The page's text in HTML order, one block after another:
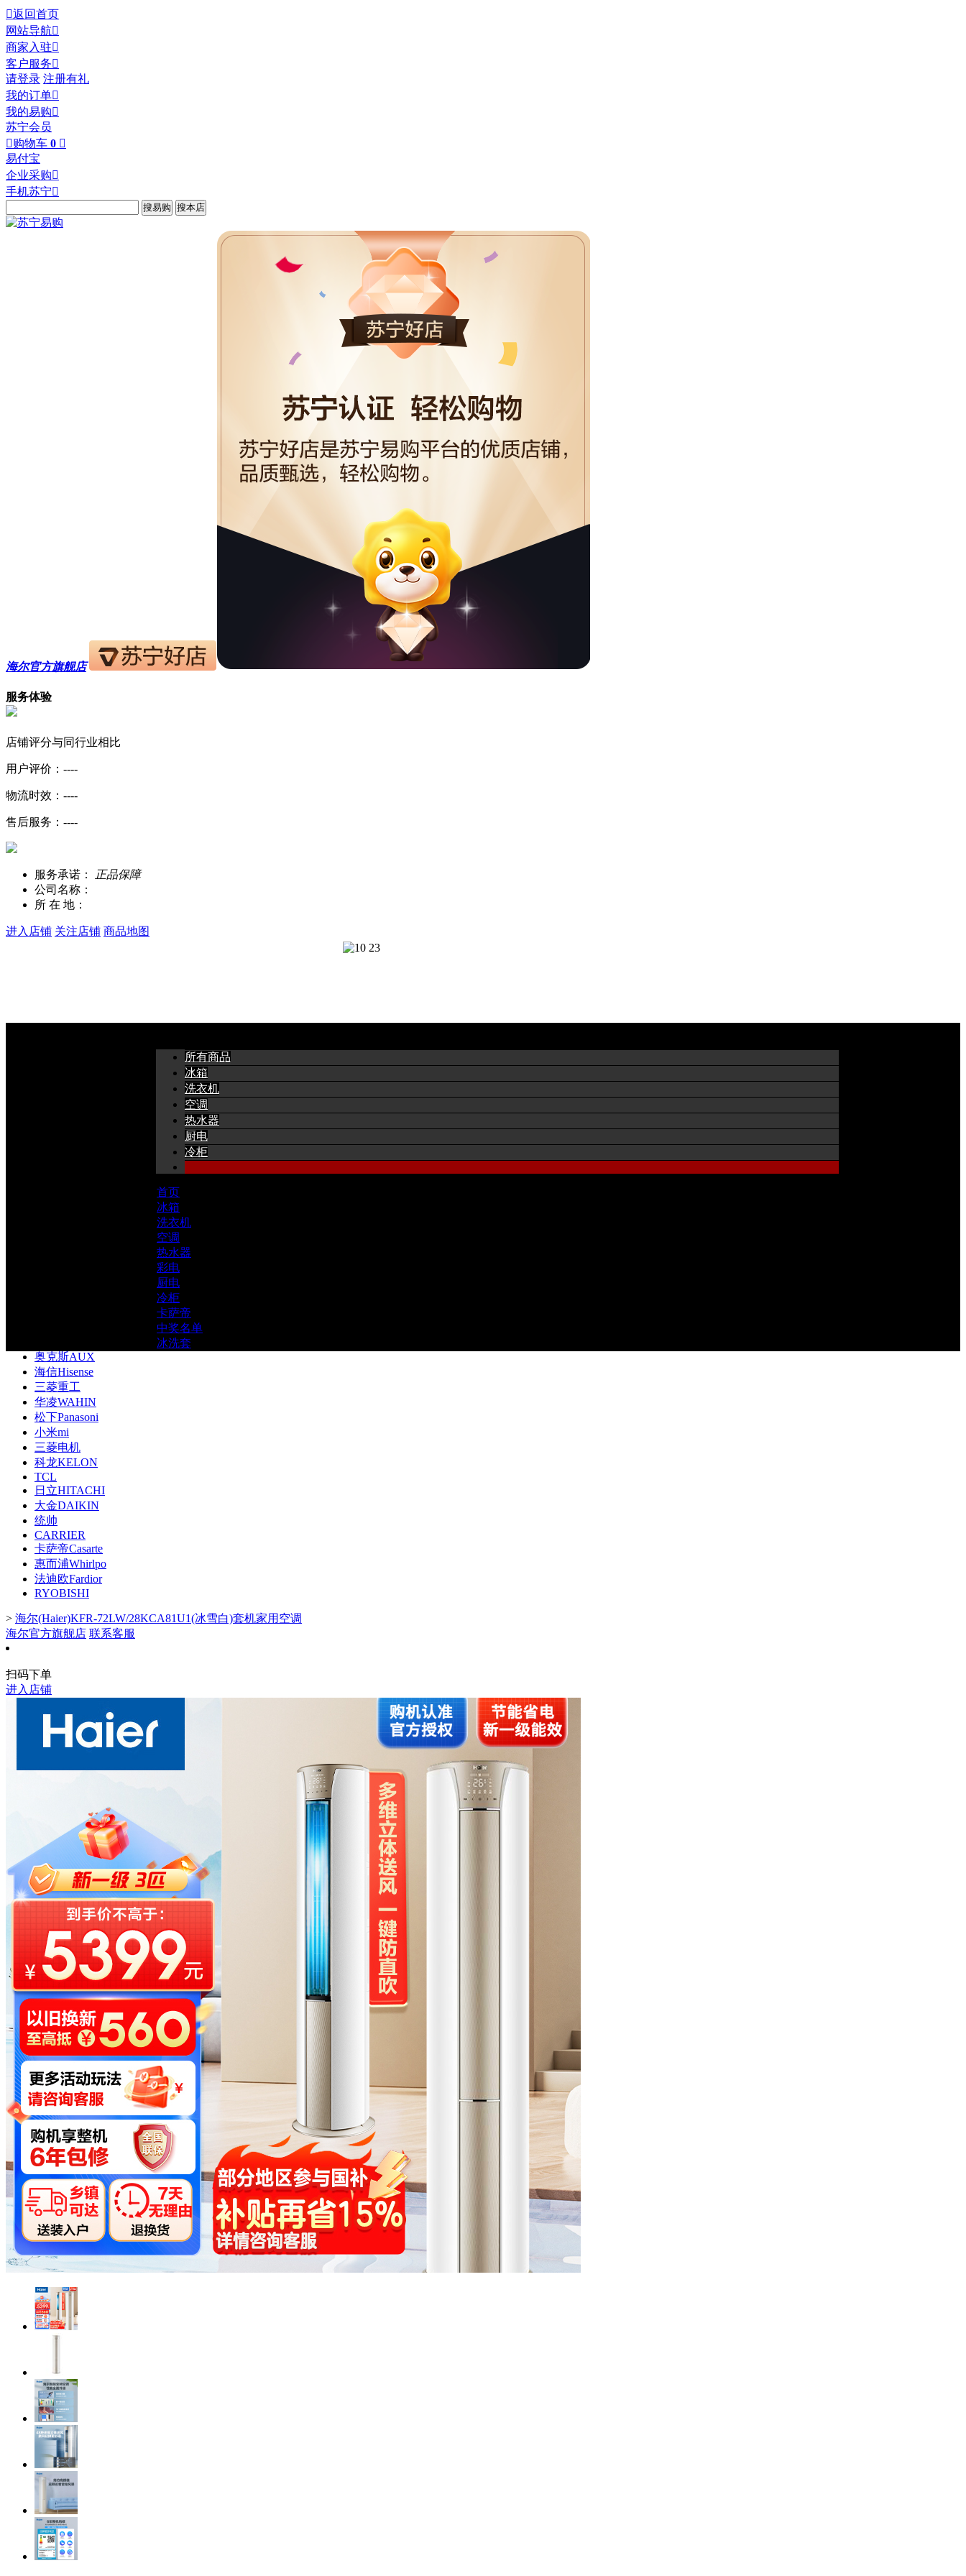
返回首页
网站导航
商家入驻
客户服务
请登录 注册有礼
我的订单
我的易购
苏宁会员
购物车 0 
易付宝
企业采购
手机苏宁
海尔官方旗舰店
服务体验
店铺评分与同行业相比
用户评价：----
物流时效：----
售后服务：----
服务承诺：
正品保障
公司名称：
所 在 地：
进入店铺 关注店铺 商品地图
所有商品
冰箱
洗衣机
空调
热水器
厨电
冷柜
首页
冰箱
洗衣机
空调
热水器
彩电
厨电
冷柜
卡萨帝
中奖名单
冰洗套
奥克斯AUX
海信Hisense
三菱重工
华凌WAHIN
松下Panasoni
小米mi
三菱电机
科龙KELON
TCL
日立HITACHI
大金DAIKIN
统帅
CARRIER
卡萨帝Casarte
惠而浦Whirlpo
法迪欧Fardior
RYOBISHI
> 海尔(Haier)KFR-72LW/28KCA81U1(冰雪白)套机家用空调
海尔官方旗舰店 联系客服
扫码下单
进入店铺